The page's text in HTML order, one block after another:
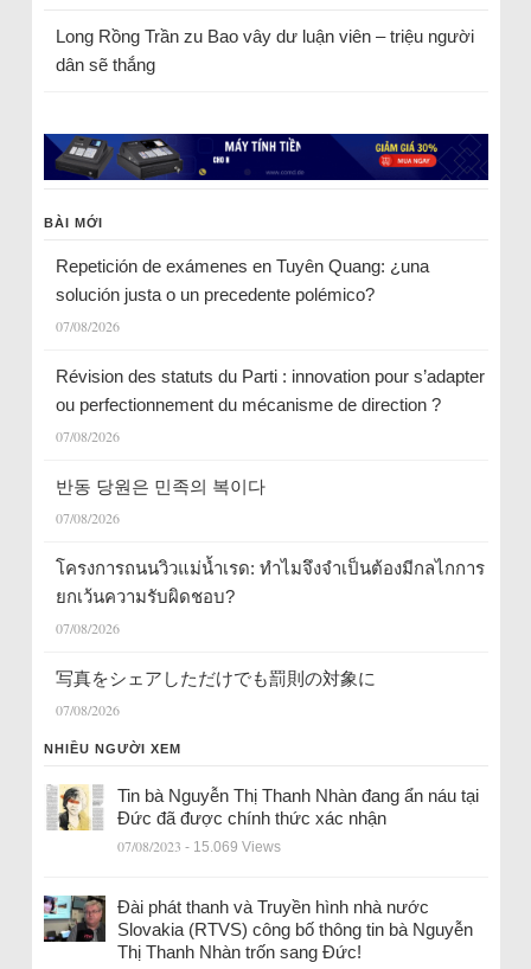
Long Rồng Trầnzu Bao vây dư luận viên – triệu người
dân sẽ thắng
BÀI MỚI
Repetición de exámenes en Tuyên Quang: ¿una
solución justa o un precedente polémico?
07/08/2026
Révision des statuts du Parti : innovation pour s’adapter
ou perfectionnement du mécanisme de direction ?
07/08/2026
반동 당원은 민족의 복이다
07/08/2026
โครงการถนนวิวแม่น้ำเรด: ทำไมจึงจำเป็นต้องมีกลไกการ
ยกเว้นความรับผิดชอบ?
07/08/2026
写真をシェアしただけでも罰則の対象に
07/08/2026
NHIỀU NGƯỜI XEM
Tin bà Nguyễn Thị Thanh Nhàn đang ẩn náu tại
Đức đã được chính thức xác nhận
07/08/2023 - 15.069 Views
Đài phát thanh và Truyền hình nhà nước
Slovakia (RTVS) công bố thông tin bà Nguyễn
Thị Thanh Nhàn trốn sang Đức!